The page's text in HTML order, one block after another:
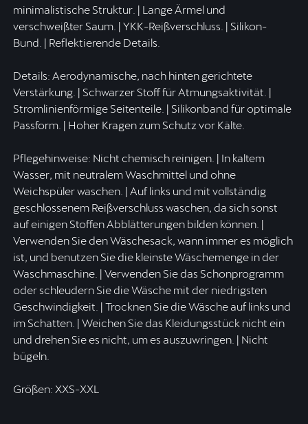
minimalistische Struktur. | Lange Ärmel und
verschweißter Saum. | YKK-Reißverschluss. | Silikon-
Bund. | Reflektierende Details.
Details: Aerodynamische, nach hinten gerichtete
Verstärkung. | Schwarzer Stoff für Atmungsaktivität. |
Stromlinienförmige Seitenteile. | Silikonband für optimale
Passform. | Hoher Kragen zum Schutz vor Kälte.
Pflegehinweise: Nicht chemisch reinigen. | In kaltem
Wasser, mit neutralem Waschmittel und ohne
Weichspüler waschen. | Auf links und mit vollständig
geschlossenem Reißverschluss waschen, da sich sonst
auf einigen Stoffen Abblätterungen bilden können. |
Verwenden Sie den Wäschesack, wann immer es möglich
ist, und benutzen Sie die kleinste Wäschemenge in der
Waschmaschine. | Verwenden Sie das Schonprogramm
oder schleudern Sie die Wäsche mit der niedrigsten
Geschwindigkeit. | Trocknen Sie die Wäsche auf links und
im Schatten. | Weichen Sie das Kleidungsstück nicht ein
und drehen Sie es nicht, um es auszuwringen. | Nicht
bügeln.
Größen: XXS-XXL